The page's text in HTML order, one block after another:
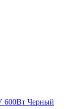
600Вт Черный